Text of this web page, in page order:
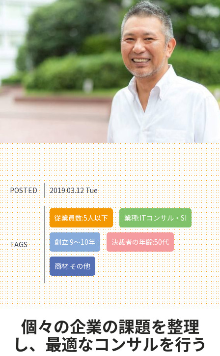
POSTED 2019.03.12 Tue
TAGS
従業員数:5人以下 業種:ITコンサル・SI
創立:9〜10年 決裁者の年齢:50代
商材:その他
個々の企業の課題を整理
し、最適なコンサルを行う